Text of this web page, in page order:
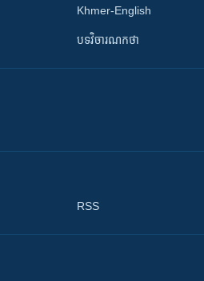
Khmer-English
បទវិចារណកថា
RSS